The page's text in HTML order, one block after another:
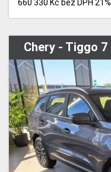
660 330 Kč bez DPH 21%
Chery - Tiggo 7